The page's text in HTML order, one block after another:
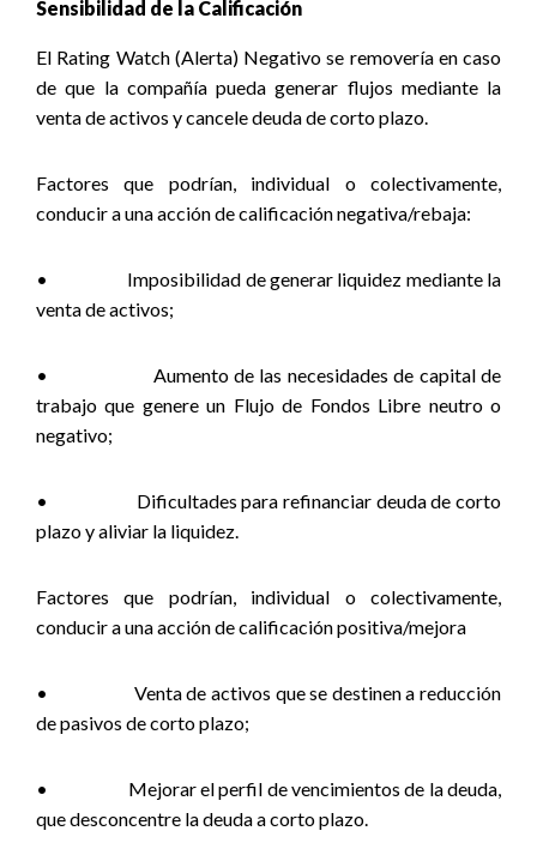
Sensibilidad de la Calificación
El Rating Watch (Alerta) Negativo se removería en caso
de que la compañía pueda generar flujos mediante la
venta de activos y cancele deuda de corto plazo.
Factores que podrían, individual o colectivamente,
conducir a una acción de calificación negativa/rebaja:
•
Imposibilidad de generar liquidez mediante la
venta de activos;
•
Aumento de las necesidades de capital de
trabajo que genere un Flujo de Fondos Libre neutro o
negativo;
•
Dificultades para refinanciar deuda de corto
plazo y aliviar la liquidez.
Factores que podrían, individual o colectivamente,
conducir a una acción de calificación positiva/mejora
•
Venta de activos que se destinen a reducción
de pasivos de corto plazo;
•
Mejorar el perfil de vencimientos de la deuda,
que desconcentre la deuda a corto plazo.